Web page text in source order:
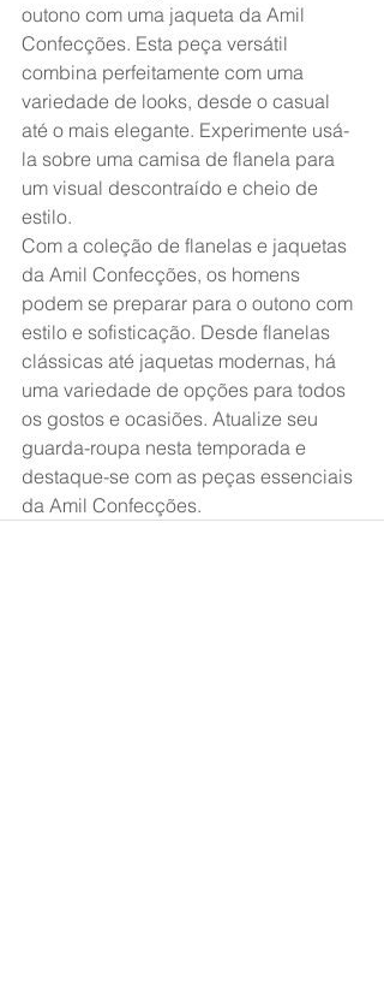
outono com uma jaqueta da Amil
Confecções. Esta peça versátil
combina perfeitamente com uma
variedade de looks, desde o casual
até o mais elegante. Experimente usá-
la sobre uma camisa de flanela para
um visual descontraído e cheio de
estilo.
Com a coleção de flanelas e jaquetas
da Amil Confecções, os homens
podem se preparar para o outono com
estilo e sofisticação. Desde flanelas
clássicas até jaquetas modernas, há
uma variedade de opções para todos
os gostos e ocasiões. Atualize seu
guarda-roupa nesta temporada e
destaque-se com as peças essenciais
da Amil Confecções.